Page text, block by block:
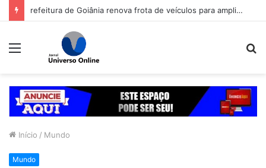
Samuel Rosa avalia paternidade renovada com duas bebês aos 60 anos: ‘Foi uma verdadeira revolução’
Menu
Início / Mundo
Mundo